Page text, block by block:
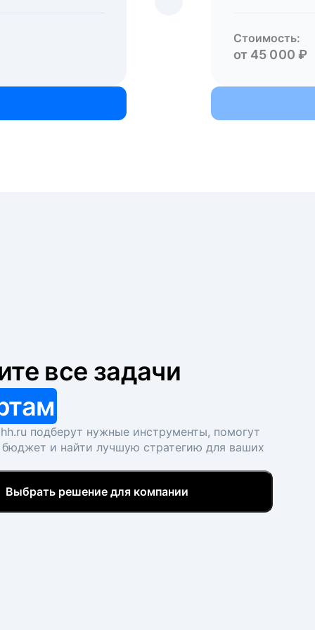
Стоимость:
от 45 000 ₽
все задачи
подберут нужные инструменты, помогут
бюджет и найти лучшую стратегию для ваших
Выбрать решение для компании